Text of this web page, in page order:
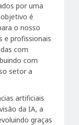
por uma
é
o nosso
e profissionais
com
com
setor a
artificiais
da IA, a
graças